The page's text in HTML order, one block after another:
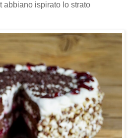
abbiano ispirato lo strato